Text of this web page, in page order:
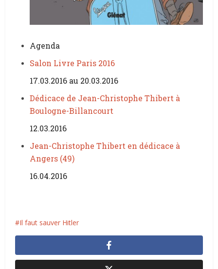
Agenda
Salon Livre Paris 2016
17.03.2016 au 20.03.2016
Dédicace de Jean-Christophe Thibert à
Boulogne-Billancourt
12.03.2016
Jean-Christophe Thibert en dédicace à
Angers (49)
16.04.2016
Il faut sauver Hitler